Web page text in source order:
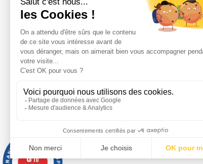
Französischer Spezialist für
Nahrungsergänzungsmittel
Fruchtbarkeit von Mann und
Frau
Réseaux sociaux
0/10